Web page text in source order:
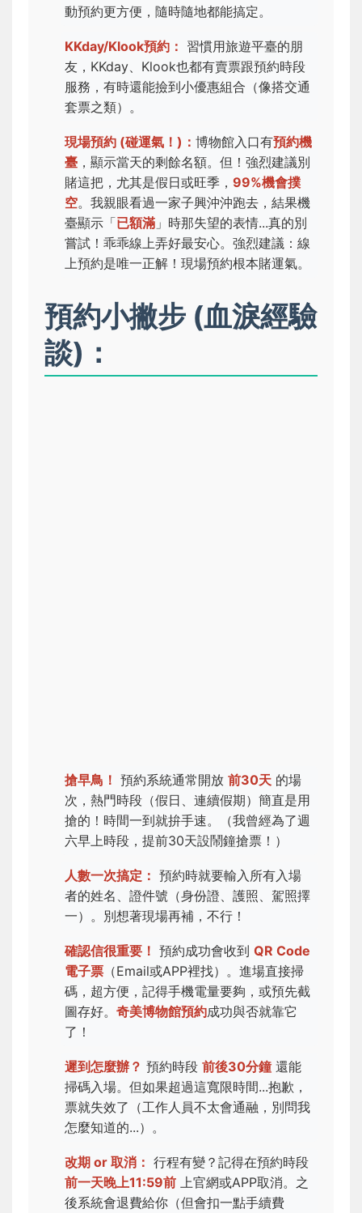
動預約更方便，隨時隨地都能搞定。
KKday/Klook預約： 習慣用旅遊平臺的朋
友，KKday、Klook也都有賣票跟預約時段
服務，有時還能撿到小優惠組合（像搭交通
套票之類）。
現場預約 (碰運氣！)： 博物館入口有預約機
臺 ，顯示當天的剩餘名額。但！強烈建議別
賭這把，尤其是假日或旺季， 99%機會撲
空。我親眼看過一家子興沖沖跑去，結果機
臺顯示「已額滿 」時那失望的表情...真的別
嘗試！乖乖線上弄好最安心。 強烈建議：線
上預約是唯一正解！現場預約根本賭運氣。
預約小撇步 (血淚經驗
談)：
搶早鳥！ 預約系統通常開放 前30天 的場
次，熱門時段（假日、連續假期）簡直是用
搶的！時間一到就拚手速。（我曾經為了週
六早上時段，提前30天設鬧鐘搶票！）
人數一次搞定： 預約時就要輸入所有入場
者的姓名、證件號（身份證、護照、駕照擇
一）。別想著現場再補，不行！
確認信很重要！ 預約成功會收到 QR Code
電子票 （Email或APP裡找）。進場直接掃
碼，超方便，記得手機電量要夠，或預先截
圖存好。 奇美博物館預約成功與否就靠它
了！
遲到怎麼辦？ 預約時段 前後30分鐘還能
掃碼入場。但如果超過這寬限時間...抱歉，
票就失效了（工作人員不太會通融，別問我
怎麼知道的...）。
改期 or 取消： 行程有變？記得在預約時段
前一天晚上11:59前 上官網或APP取消。之
後系統會退費給你（但會扣一點手續費